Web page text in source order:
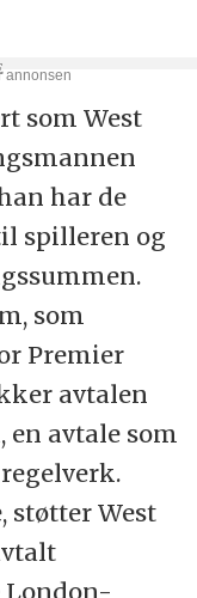
som West
har de
spilleren og
som
Premier
avtalen
en avtale som
støtter West
London-